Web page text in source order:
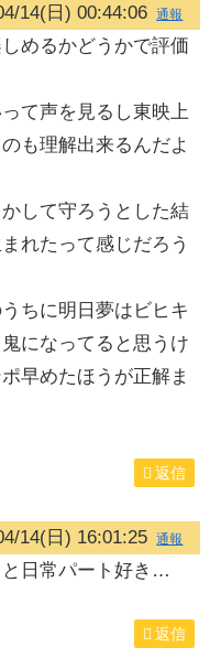
14(日) 00:44:06 通報
めるかどうかで評価
て声を見るし東映上
も理解出来るんだよ
して守ろうとした結
れたって感じだろう
ちに明日夢はビヒキ
になってると思うけ
早めたほうが正解ま
返信
14(日) 16:01:25 通報
日常パート好き…
返信